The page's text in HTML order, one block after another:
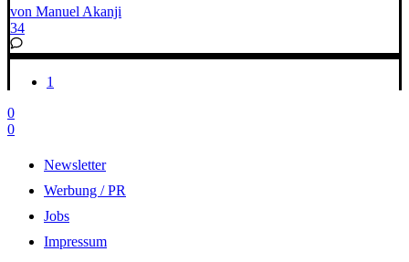
von Manuel Akanji
34
1
0
0
Newsletter
Werbung / PR
Jobs
Impressum